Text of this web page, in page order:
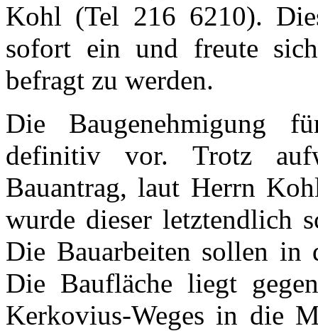
Kohl (Tel 216 6210).
sofort ein und freute
befragt zu werden.
Die Baugenehmigung
definitiv vor. Trotz
Bauantrag, laut Herrn
wurde dieser letztendlich
Die Bauarbeiten sollen in
Die Baufläche liegt
Kerkovius-Weges in die